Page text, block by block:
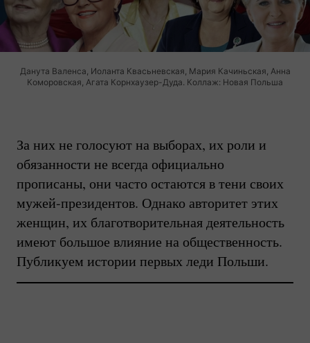
Данута Валенса, Иоланта Квасьневская, Мария Качиньская, Анна
Коморовская, Агата Корнхаузер-Дуда. Коллаж: Новая Польша
За них не голосуют на выборах, их роли и
обязанности не всегда официально
прописаны, они часто остаются в тени своих
мужей-президентов. Однако авторитет этих
женщин, их благотворительная деятельность
имеют большое влияние на общественность.
Публикуем истории первых леди Польши.